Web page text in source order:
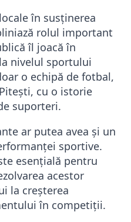
în susținerea
rolul important
îl joacă în
nivelul sportului
o echipă de fotbal,
cu o istorie
suporteri.
ar putea avea și un
sportive.
esențială pentru
acestor
la creșterea
în competiții.